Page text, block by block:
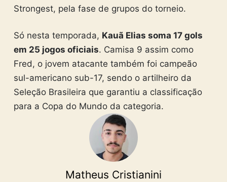
Strongest, pela fase de grupos do torneio.
Só nesta temporada, Kauã Elias soma 17 gols
em 25 jogos oficiais. Camisa 9 assim como
Fred, o jovem atacante também foi campeão
sul-americano sub-17, sendo o artilheiro da
Seleção Brasileira que garantiu a classificação
para a Copa do Mundo da categoria.
Matheus Cristianini